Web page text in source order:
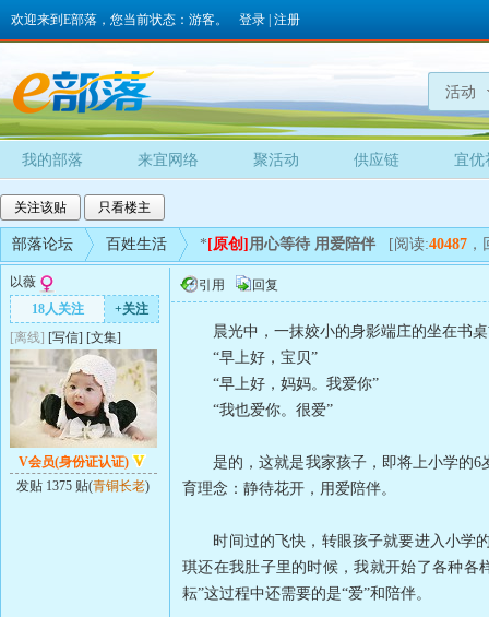
欢迎来到E部落，您当前状态：游客。 登录 注册
活动
我的部落 来宜网络 聚活动 供应链 宜优
关注该贴 只看楼主
部落论坛 百姓生活 * [原创] 用心等待 用爱陪伴 [阅读:40487
以薇
18人关注
+关注
[离线] [写信] [文集]
V会员(身份证认证)
发贴 1375 贴(青铜长老)
引用 回复
晨光中，一抹姣小的身影端庄的坐在书桌
“早上好，宝贝”
“早上好，妈妈。我爱你”
“我也爱你。很爱”
是的，这就是我家孩子，即将上小学的6
育理念：静待花开，用爱陪伴。
时间过的飞快，转眼孩子就要进入小学的
琪还在我肚子里的时候，我就开始了各种各
耘”这过程中还需要的是“爱”和陪伴。